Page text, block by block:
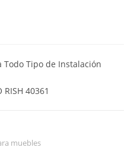
Tipo de Instalación
RISH 40361
muebles